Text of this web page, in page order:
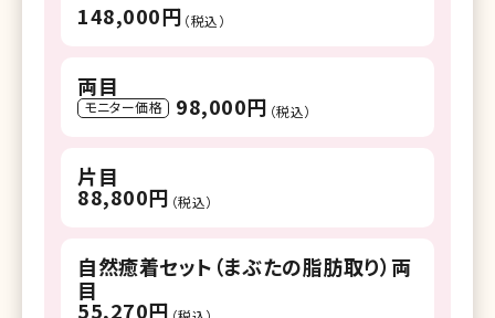
148,000円 （税込）
両目
モニター価格 98,000円 （税込）
片目
88,800円 （税込）
自然癒着セット（まぶたの脂肪取り）両
目
55,270円